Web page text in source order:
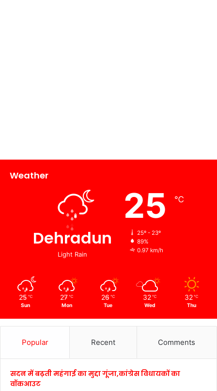
Weather
Dehradun
Light Rain
25 ℃
25º - 23º
89%
0.97 km/h
25 ℃
Sun
27 ℃
Mon
26 ℃
Tue
32 ℃
Wed
32 ℃
Thu
Popular Recent Comments
सदन में बढ़ती महंगाई का मुद्दा गूंजा,कांग्रेस विधायकों का
वॉकआउट